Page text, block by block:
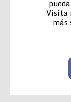
Visita
más